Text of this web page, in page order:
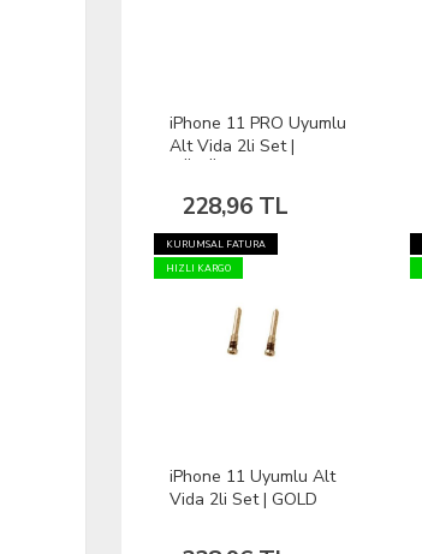
iPhone 11 PRO Uyumlu
Alt Vida 2li Set |
228,96 TL
KURUMSAL FATURA
HIZLI KARGO
iPhone 11 Uyumlu Alt
Vida 2li Set | GOLD